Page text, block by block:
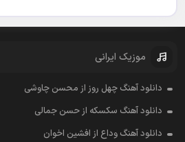
موزیک ایرانی
دانلود آهنگ چهل روز از محسن چاوشی
دانلود آهنگ سکسکه از حسن جمالی
دانلود آهنگ وداع از افشين اخوان